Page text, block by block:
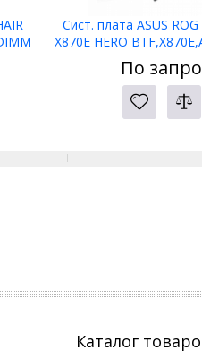
Сист. плата ASUS ROG
X870E HERO
DDR5,2xPCI-E
По
Каталог